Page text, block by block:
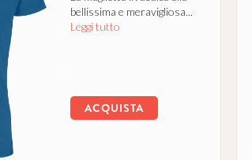
bellissima e meravigliosa...
Leggi tutto
ACQUISTA